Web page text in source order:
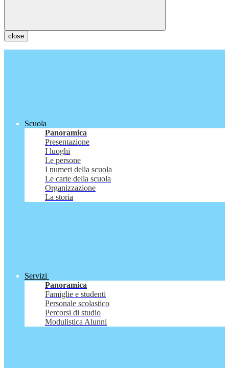
close
Scuola
Panoramica
Presentazione
I luoghi
Le persone
I numeri della scuola
Le carte della scuola
Organizzazione
La storia
Servizi
Panoramica
Famiglie e studenti
Personale scolastico
Percorsi di studio
Modulistica Alunni